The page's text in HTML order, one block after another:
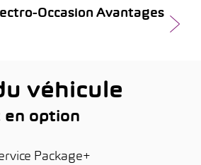
Occasion Avantages
véhicule
en option
Package+